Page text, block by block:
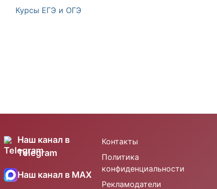
Курсы ЕГЭ и ОГЭ
Наш канал в
Telegram
Наш канал в MAX
Контакты
Политика
конфиденциальности
Рекламодатели